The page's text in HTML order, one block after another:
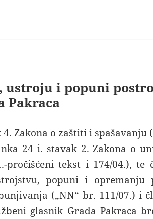
ustroju i popuni
Pakraca
Zakona o zaštiti i spašavanju
24 i. stavak 2. Zakona o
pročišćeni tekst i 174/04.), te
popuni i opremanju
(„NN“ br. 111/07.) i
glasnik Grada Pakraca